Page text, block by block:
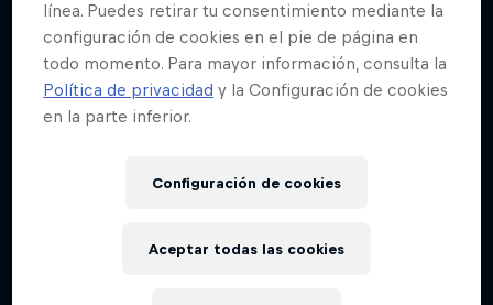
línea. Puedes retirar tu consentimiento mediante la
configuración de cookies en el pie de página en
todo momento. Para mayor información, consulta la
Política de privacidad y la Configuración de cookies
en la parte inferior.
Configuración de cookies
Aceptar todas las cookies